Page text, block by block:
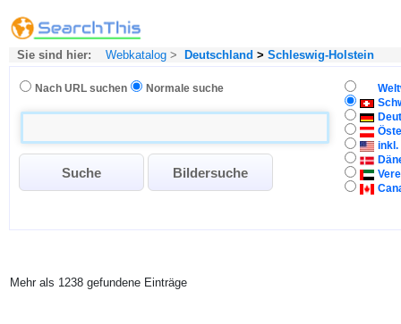
Sie sind hier: Webkatalog > Deutschland > Schleswig-Holstein
Nach URL suchen Normale suche
inkl.
Mehr als 1238 gefundene Einträge